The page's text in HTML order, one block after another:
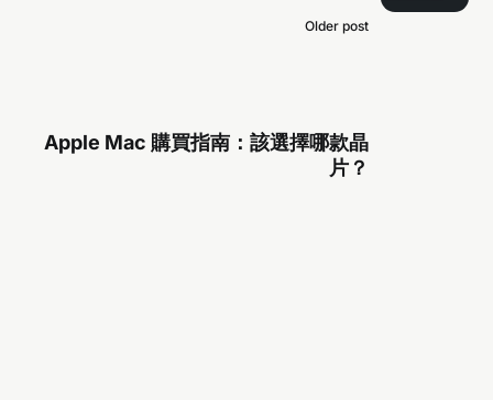
Older post
Apple Mac 購買指南：該選擇哪款晶
片？